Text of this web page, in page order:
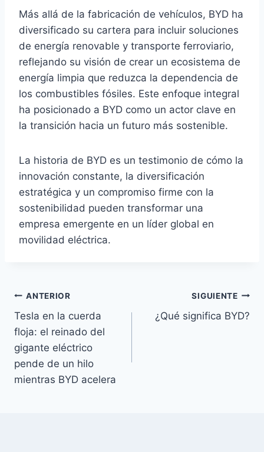
Más allá de la fabricación de vehículos, BYD ha
diversificado su cartera para incluir soluciones
de energía renovable y transporte ferroviario,
reflejando su visión de crear un ecosistema de
energía limpia que reduzca la dependencia de
los combustibles fósiles. Este enfoque integral
ha posicionado a BYD como un actor clave en
la transición hacia un futuro más sostenible.
La historia de BYD es un testimonio de cómo la
innovación constante, la diversificación
estratégica y un compromiso firme con la
sostenibilidad pueden transformar una
empresa emergente en un líder global en
movilidad eléctrica.​
Navegación
de
entradas
ANTERIOR
Tesla en la cuerda
floja: el reinado del
gigante eléctrico
pende de un hilo
mientras BYD acelera
SIGUIENTE
¿Qué significa BYD?